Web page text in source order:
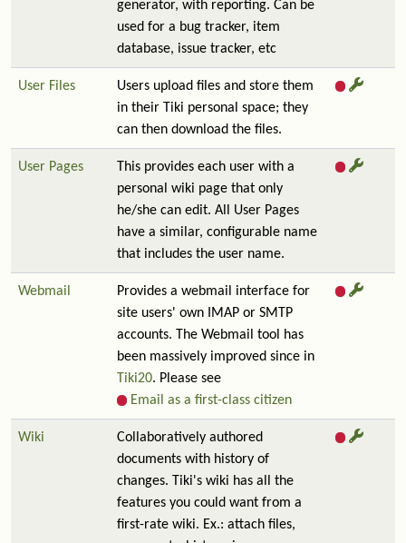
generator, with reporting. Can be
used for a bug tracker, item
database, issue tracker, etc
User Files
Users upload files and store them
in their Tiki personal space; they
can then download the files.
User Pages
This provides each user with a
personal wiki page that only
he/she can edit. All User Pages
have a similar, configurable name
that includes the user name.
Webmail
Provides a webmail interface for
site users' own IMAP or SMTP
accounts. The Webmail tool has
been massively improved since in
Tiki20. Please see
Email as a first-class citizen
Wiki
Collaboratively authored
documents with history of
changes. Tiki's wiki has all the
features you could want from a
first-rate wiki. Ex.: attach files,